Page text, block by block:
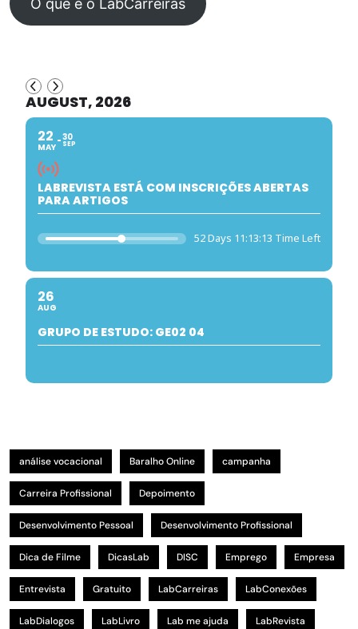
O que é o LabCarreiras
AUGUST, 2026
22
MAY
30
SEP
LABREVISTA ESTÁ COM INSCRIÇÕES ABERTAS
PARA ARTIGOS
52 Days 11:13:12 Time Left
26
AUG
GRUPO DE ESTUDO: GE02 04
análise vocacional Baralho Online campanha
Carreira Profissional Depoimento
Desenvolvimento Pessoal Desenvolvimento Profissional
Dica de Filme DicasLab DISC Emprego Empresa
Entrevista Gratuito LabCarreiras LabConexões
LabDialogos LabLivro Lab me ajuda LabRevista